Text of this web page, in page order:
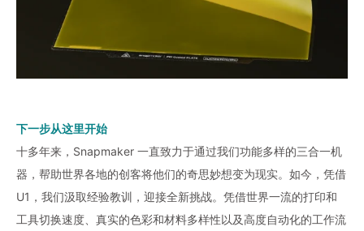
下一步从这里开始
十多年来，Snapmaker 一直致力于通过我们功能多样的三合一机
器，帮助世界各地的创客将他们的奇思妙想变为现实。如今，凭借
U1，我们汲取经验教训，迎接全新挑战。凭借世界一流的打印和
工具切换速度、真实的色彩和材料多样性以及高度自动化的工作流